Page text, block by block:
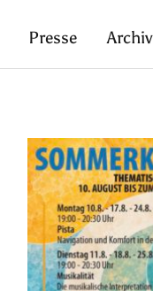
Presse Archiv